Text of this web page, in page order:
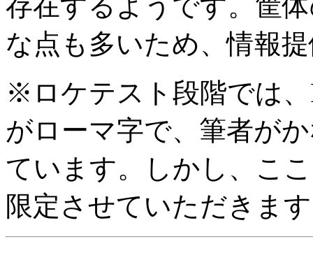
存在するようです。筐
な点も多いため、情報
※ロケテスト段階では
がローマ字で、筆者が
ています。しかし、こ
限定させていただきま